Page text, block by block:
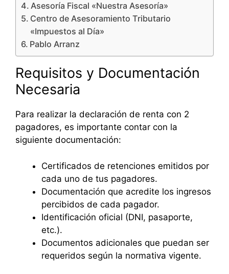
Asesoría Fiscal «Nuestra Asesoría»
Centro de Asesoramiento Tributario
«Impuestos al Día»
Pablo Arranz
Requisitos y Documentación
Necesaria
Para realizar la declaración de renta con 2
pagadores, es importante contar con la
siguiente documentación:
Certificados de retenciones emitidos por
cada uno de tus pagadores.
Documentación que acredite los ingresos
percibidos de cada pagador.
Identificación oficial (DNI, pasaporte,
etc.).
Documentos adicionales que puedan ser
requeridos según la normativa vigente.